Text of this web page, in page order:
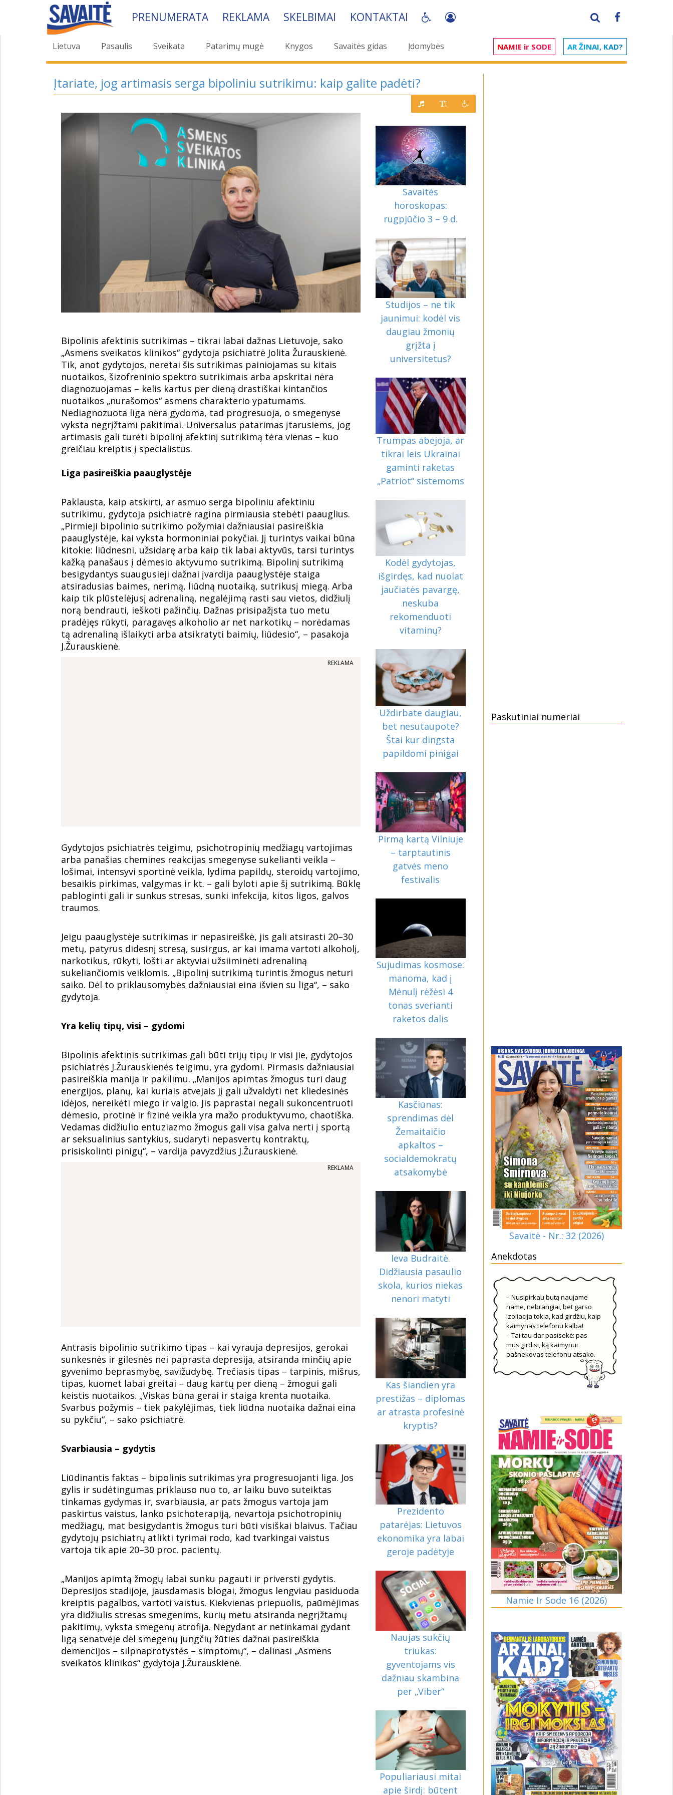
PRENUMERATA REKLAMA SKELBIMAI KONTAKTAI
Lietuva Pasaulis Sveikata Patarimų mugė Knygos Savaitės gidas Įdomybės NAMIE ir SODE AR ŽINAI, KAD?
Įtariate, jog artimasis serga bipoliniu sutrikimu: kaip galite padėti?
Bipolinis afektinis sutrikimas – tikrai labai dažnas Lietuvoje, sako
„Asmens sveikatos klinikos“ gydytoja psichiatrė Jolita Žurauskienė.
Tik, anot gydytojos, neretai šis sutrikimas painiojamas su kitais
nuotaikos, šizofreninio spektro sutrikimais arba apskritai nėra
diagnozuojamas – kelis kartus per dieną drastiškai kintančios
nuotaikos „nurašomos“ asmens charakterio ypatumams.
Nediagnozuota liga nėra gydoma, tad progresuoja, o smegenyse
vyksta negrįžtami pakitimai. Universalus patarimas įtarusiems, jog
artimasis gali turėti bipolinį afektinį sutrikimą tėra vienas – kuo
greičiau kreiptis į specialistus.
Liga pasireiškia paauglystėje
Paklausta, kaip atskirti, ar asmuo serga bipoliniu afektiniu
sutrikimu, gydytoja psichiatrė ragina pirmiausia stebėti paauglius.
„Pirmieji bipolinio sutrikimo požymiai dažniausiai pasireiškia
paauglystėje, kai vyksta hormoniniai pokyčiai. Jį turintys vaikai būna
kitokie: liūdnesni, užsidarę arba kaip tik labai aktyvūs, tarsi turintys
kažką panašaus į dėmesio aktyvumo sutrikimą. Bipolinį sutrikimą
besigydantys suaugusieji dažnai įvardija paauglystėje staiga
atsiradusias baimes, nerimą, liūdną nuotaiką, sutrikusį miegą. Arba
kaip tik plūstelėjusį adrenaliną, negalėjimą rasti sau vietos, didžiulį
norą bendrauti, ieškoti pažinčių. Dažnas prisipažįsta tuo metu
pradėjęs rūkyti, paragavęs alkoholio ar net narkotikų – norėdamas
tą adrenaliną išlaikyti arba atsikratyti baimių, liūdesio“, – pasakoja
J.Žurauskienė.
REKLAMA
Gydytojos psichiatrės teigimu, psichotropinių medžiagų vartojimas
arba panašias chemines reakcijas smegenyse sukelianti veikla –
lošimai, intensyvi sportinė veikla, lydima papildų, steroidų vartojimo,
besaikis pirkimas, valgymas ir kt. – gali byloti apie šį sutrikimą. Būklę
pabloginti gali ir sunkus stresas, sunki infekcija, kitos ligos, galvos
traumos.
Jeigu paauglystėje sutrikimas ir nepasireiškė, jis gali atsirasti 20–30
metų, patyrus didesnį stresą, susirgus, ar kai imama vartoti alkoholį,
narkotikus, rūkyti, lošti ar aktyviai užsiiminėti adrenaliną
sukeliančiomis veiklomis. „Bipolinį sutrikimą turintis žmogus neturi
saiko. Dėl to priklausomybės dažniausiai eina išvien su liga“, – sako
gydytoja.
Yra kelių tipų, visi – gydomi
Bipolinis afektinis sutrikimas gali būti trijų tipų ir visi jie, gydytojos
psichiatrės J.Žurauskienės teigimu, yra gydomi. Pirmasis dažniausiai
pasireiškia manija ir pakilimu. „Manijos apimtas žmogus turi daug
energijos, planų, kai kuriais atvejais jį gali užvaldyti net kliedesinės
idėjos, nereikėti miego ir valgio. Jis paprastai negali sukoncentruoti
dėmesio, protinė ir fizinė veikla yra mažo produktyvumo, chaotiška.
Vedamas didžiulio entuziazmo žmogus gali visa galva nerti į sportą
ar seksualinius santykius, sudaryti nepasvertų kontraktų,
prisiskolinti pinigų“, – vardija pavyzdžius J.Žurauskienė.
REKLAMA
Antrasis bipolinio sutrikimo tipas – kai vyrauja depresijos, gerokai
sunkesnės ir gilesnės nei paprasta depresija, atsiranda minčių apie
gyvenimo beprasmybę, savižudybę. Trečiasis tipas – tarpinis, mišrus,
tipas, kuomet labai greitai – daug kartų per dieną – žmogui gali
keistis nuotaikos. „Viskas būna gerai ir staiga krenta nuotaika.
Svarbus požymis – tiek pakylėjimas, tiek liūdna nuotaika dažnai eina
su pykčiu“, – sako psichiatrė.
Svarbiausia – gydytis
Liūdinantis faktas – bipolinis sutrikimas yra progresuojanti liga. Jos
gylis ir sudėtingumas priklauso nuo to, ar laiku buvo suteiktas
tinkamas gydymas ir, svarbiausia, ar pats žmogus vartoja jam
paskirtus vaistus, lanko psichoterapiją, nevartoja psichotropinių
medžiagų, mat besigydantis žmogus turi būti visiškai blaivus. Tačiau
gydytojų psichiatrų atlikti tyrimai rodo, kad tvarkingai vaistus
vartoja tik apie 20–30 proc. pacientų.
„Manijos apimtą žmogų labai sunku pagauti ir priversti gydytis.
Depresijos stadijoje, jausdamasis blogai, žmogus lengviau pasiduoda
kreiptis pagalbos, vartoti vaistus. Kiekvienas priepuolis, paūmėjimas
yra didžiulis stresas smegenims, kurių metu atsiranda negrįžtamų
pakitimų, vyksta smegenų atrofija. Negydant ar netinkamai gydant
ligą senatvėje dėl smegenų jungčių žūties dažnai pasireiškia
demencijos – silpnaprotystės – simptomų“, – dalinasi „Asmens
sveikatos klinikos“ gydytoja J.Žurauskienė.
Savaitės
horoskopas:
rugpjūčio 3 – 9 d.
Studijos – ne tik
jaunimui: kodėl vis
daugiau žmonių
grįžta į
universitetus?
Trumpas abejoja, ar
tikrai leis Ukrainai
gaminti raketas
„Patriot“ sistemoms
Kodėl gydytojas,
išgirdęs, kad nuolat
jaučiatės pavargę,
neskuba
rekomenduoti
vitaminų?
Uždirbate daugiau,
bet nesutaupote?
Štai kur dingsta
papildomi pinigai
Pirmą kartą Vilniuje
– tarptautinis
gatvės meno
festivalis
Sujudimas kosmose:
manoma, kad į
Mėnulį rėžėsi 4
tonas sverianti
raketos dalis
Kasčiūnas:
sprendimas dėl
Žemaitaičio
apkaltos –
socialdemokratų
atsakomybė
Ieva Budraitė.
Didžiausia pasaulio
skola, kurios niekas
nenori matyti
Kas šiandien yra
prestižas – diplomas
ar atrasta profesinė
kryptis?
Prezidento
patarėjas: Lietuvos
ekonomika yra labai
geroje padėtyje
Naujas sukčių
triukas:
gyventojams vis
dažniau skambina
per „Viber“
Populiariausi mitai
apie širdį: būtent
Paskutiniai numeriai
Savaitė - Nr.: 32 (2026)
Anekdotas
– Nusipirkau butą naujame
name, nebrangiai, bet garso
izoliacija tokia, kad girdžiu, kaip
kaimynas telefonu kalba!
– Tai tau dar pasisekė: pas
mus girdisi, ką kaimynui
pašnekovas telefonu atsako.
Namie Ir Sode 16 (2026)